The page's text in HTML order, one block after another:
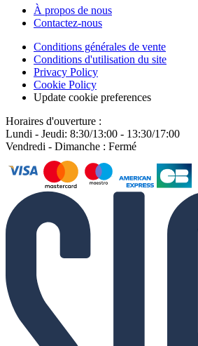
À propos de nous
Contactez-nous
Conditions générales de vente
Conditions d'utilisation du site
Privacy Policy
Cookie Policy
Update cookie preferences
Horaires d'ouverture :
Lundi - Jeudi: 8:30/13:00 - 13:30/17:00
Vendredi - Dimanche : Fermé